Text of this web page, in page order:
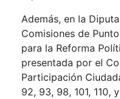
Además, en la
Comisiones de
para la Reforma
presentada por el
Participación
92, 93, 98, 101, 110,